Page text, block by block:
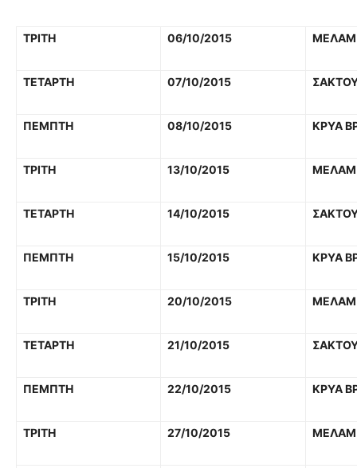
ΤΡΙΤΗ 06/10/2015
ΤΕΤΑΡΤΗ 07/10/2015
ΠΕΜΠΤΗ 08/10/2015 ΚΡΥΑ
ΤΡΙΤΗ 13/10/2015
ΤΕΤΑΡΤΗ 14/10/2015
ΠΕΜΠΤΗ 15/10/2015 ΚΡΥΑ
ΤΡΙΤΗ 20/10/2015
ΤΕΤΑΡΤΗ 21/10/2015
ΠΕΜΠΤΗ 22/10/2015 ΚΡΥΑ
ΤΡΙΤΗ 27/10/2015